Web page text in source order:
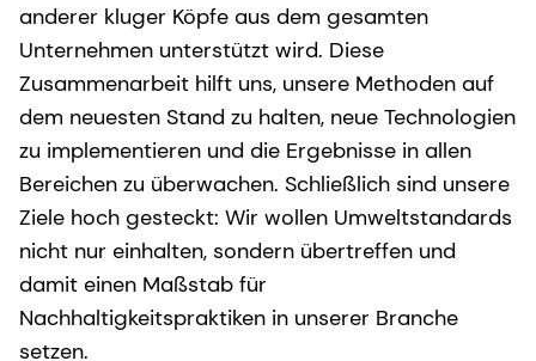
anderer kluger Köpfe aus dem gesamten
Unternehmen unterstützt wird. Diese
Zusammenarbeit hilft uns, unsere Methoden auf
dem neuesten Stand zu halten, neue Technologien
zu implementieren und die Ergebnisse in allen
Bereichen zu überwachen. Schließlich sind unsere
Ziele hoch gesteckt: Wir wollen Umweltstandards
nicht nur einhalten, sondern übertreffen und
damit einen Maßstab für
Nachhaltigkeitspraktiken in unserer Branche
setzen.